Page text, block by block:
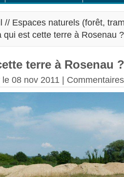
// Espaces naturels (forêt,
qui est cette terre à Rosenau ?
terre à Rosenau ?
le 08 nov 2011 |